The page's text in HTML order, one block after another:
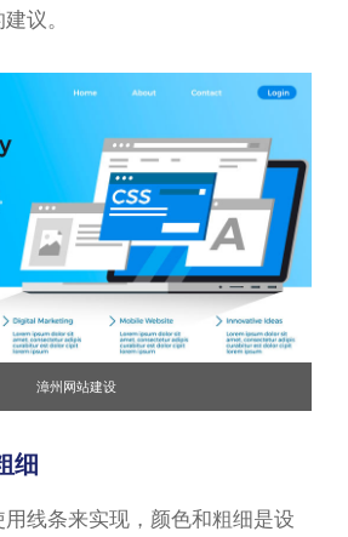
议。
漳州网站建设
细
线条来实现，颜色和粗细是设